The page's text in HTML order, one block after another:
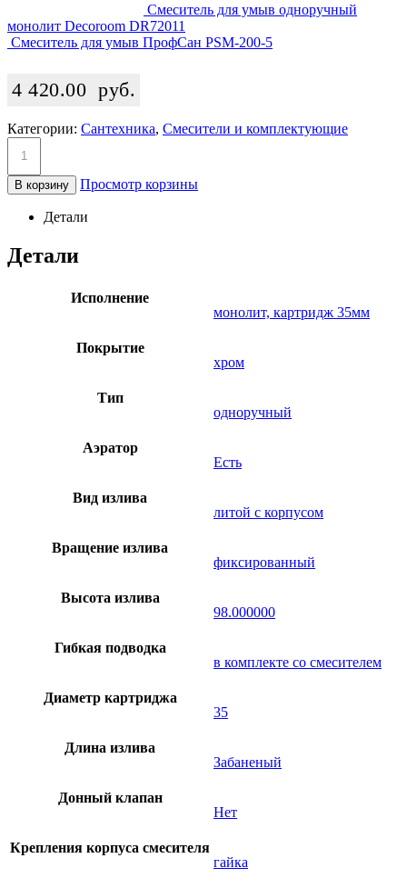
Смеситель для умыв одноручный
монолит Decoroom DR72011
Смеситель для умыв ПрофСан PSM-200-5
4 420.00 руб.
Категории: Сантехника, Смесители и комплектующие
В корзину Просмотр корзины
Детали
Детали
Исполнение
монолит, картридж 35мм
Покрытие
хром
Тип
одноручный
Аэратор
Есть
Вид излива
литой с корпусом
Вращение излива
фиксированный
Высота излива
98.000000
Гибкая подводка
в комплекте со смесителем
Диаметр картриджа
35
Длина излива
Забаненый
Донный клапан
Нет
Крепления корпуса смесителя
гайка